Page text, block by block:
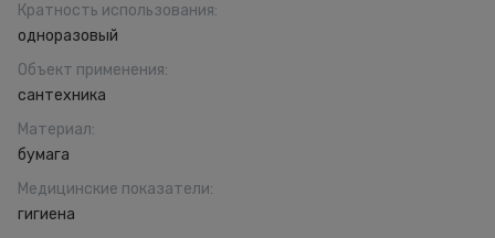
Кратность использования:
одноразовый
Объект применения:
сантехника
Материал:
бумага
Медицинские показатели:
гигиена